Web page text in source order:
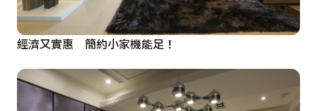
經濟又實惠 簡約小家機能足！